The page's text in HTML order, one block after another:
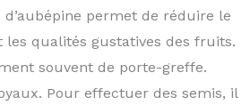
permet de réduire le
les qualités gustatives des fruits.
souvent de porte-greffe.
Pour effectuer des semis, il